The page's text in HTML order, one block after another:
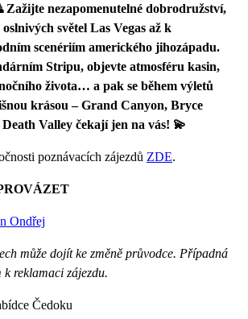
nezapomenutelné dobrodružství,
světel Las Vegas až k
scenériím amerického jihozápadu.
Stripu, objevte atmosféru kasin,
života… a pak se během výletů
krásou – Grand Canyon, Bryce
Valley čekají jen na vás! 💫
poznávacích zájezdů ZDE.
Ondřej
může dojít ke změně průvodce. Případná
k reklamaci zájezdu.
Čedoku